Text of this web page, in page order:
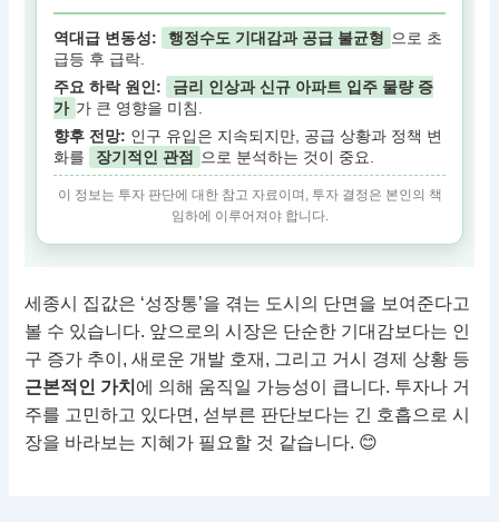
역대급 변동성: 행정수도 기대감과 공급 불균형 으로 초
급등 후 급락.
주요 하락 원인:
금리 인상과 신규 아파트 입주 물량 증
가 가 큰 영향을 미침.
향후 전망: 인구 유입은 지속되지만, 공급 상황과 정책 변
화를
장기적인 관점 으로 분석하는 것이 중요.
이 정보는 투자 판단에 대한 참고 자료이며, 투자 결정은 본인의 책
임하에 이루어져야 합니다.
세종시 집값은 ‘성장통’을 겪는 도시의 단면을 보여준다고
볼 수 있습니다. 앞으로의 시장은 단순한 기대감보다는 인
구 증가 추이, 새로운 개발 호재, 그리고 거시 경제 상황 등
근본적인 가치 에 의해 움직일 가능성이 큽니다. 투자나 거
주를 고민하고 있다면, 섣부른 판단보다는 긴 호흡으로 시
장을 바라보는 지혜가 필요할 것 같습니다. 😊